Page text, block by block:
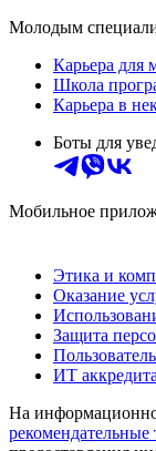
Молодым
Карьера для
Школа
Карьера в
Боты для
Мобильное
Этика и
Оказание
Защита
ИТ
На
рекомендательные